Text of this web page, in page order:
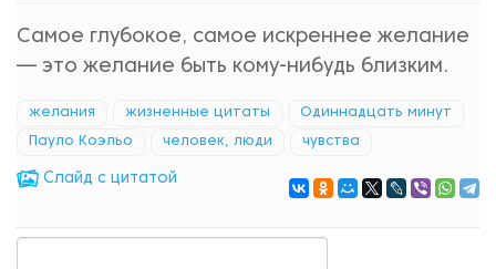
Самое глубокое, самое искреннее желание
— это желание быть кому-нибудь близким.
желания жизненные цитаты Одиннадцать минут
Пауло Коэльо человек, люди чувства
Cлайд с цитатой